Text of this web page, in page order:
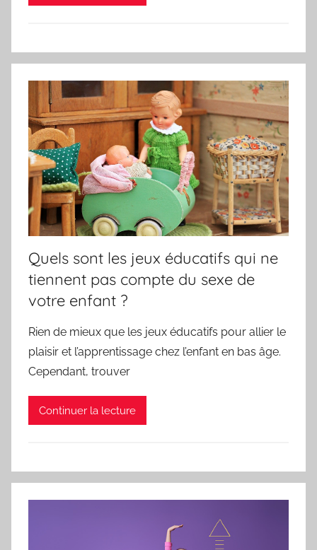
Quels sont les jeux éducatifs qui ne
tiennent pas compte du sexe de
votre enfant ?
Rien de mieux que les jeux éducatifs pour allier le
plaisir et l’apprentissage chez l’enfant en bas âge.
Cependant, trouver
Continuer la lecture